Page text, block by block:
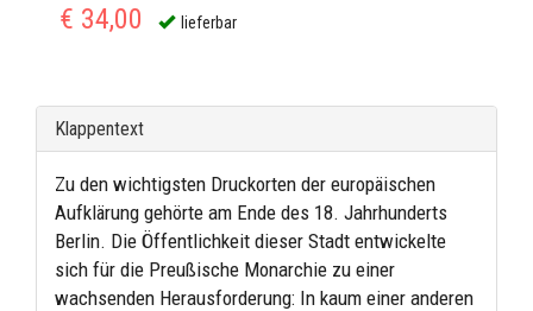
€ 34,00 lieferbar
Klappentext
Zu den wichtigsten Druckorten der europäischen
Aufklärung gehörte am Ende des 18. Jahrhunderts
Berlin. Die Öffentlichkeit dieser Stadt entwickelte
sich für die Preußische Monarchie zu einer
wachsenden Herausforderung: In kaum einer anderen